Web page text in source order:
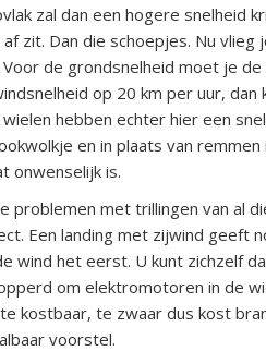
zal dan een hogere snelheid
zit. Dan die schoepjes. Nu
Voor de grondsnelheid moet je
op 20 km per uur,
wielen hebben echter hier een
en in plaats van
onwenselijk is.
problemen met trillingen van al
Een landing met zijwind geeft
wind het eerst. U kunt zichzelf
om elektromotoren in de
kostbaar, te zwaar dus kost
voorstel.